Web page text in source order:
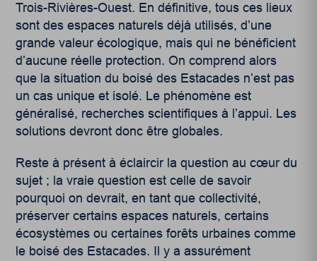
Trois-Rivières-Ouest. En définitive, tous ces lieux
sont des espaces naturels déjà utilisés, d’une
grande valeur écologique, mais qui ne bénéficient
d’aucune réelle protection. On comprend alors
que la situation du boisé des Estacades n’est pas
un cas unique et isolé. Le phénomène est
généralisé, recherches scientifiques à l’appui. Les
solutions devront donc être globales.
Reste à présent à éclaircir la question au cœur du
sujet ; la vraie question est celle de savoir
pourquoi on devrait, en tant que collectivité,
préserver certains espaces naturels, certains
écosystèmes ou certaines forêts urbaines comme
le boisé des Estacades. Il y a assurément